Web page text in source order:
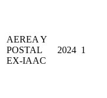
AEREA Y
POSTAL
EX-IAAC
2024 1